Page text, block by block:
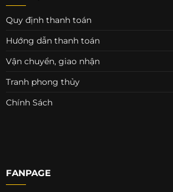
Quy định thanh toán
Hướng dẫn thanh toán
Vận chuyển, giao nhận
Tranh phong thủy
Chính Sách
FANPAGE